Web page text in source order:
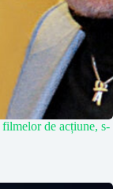
de acțiune, s-